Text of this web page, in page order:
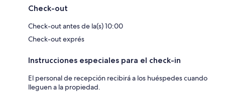
Check-out
Check-out antes de la(s) 10:00
Check-out exprés
Instrucciones especiales para el check-in
El personal de recepción recibirá a los huéspedes cuando
lleguen a la propiedad.